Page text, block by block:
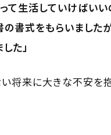
て生活していけばいい
書式をもらいました
た」
将来に大きな不安を